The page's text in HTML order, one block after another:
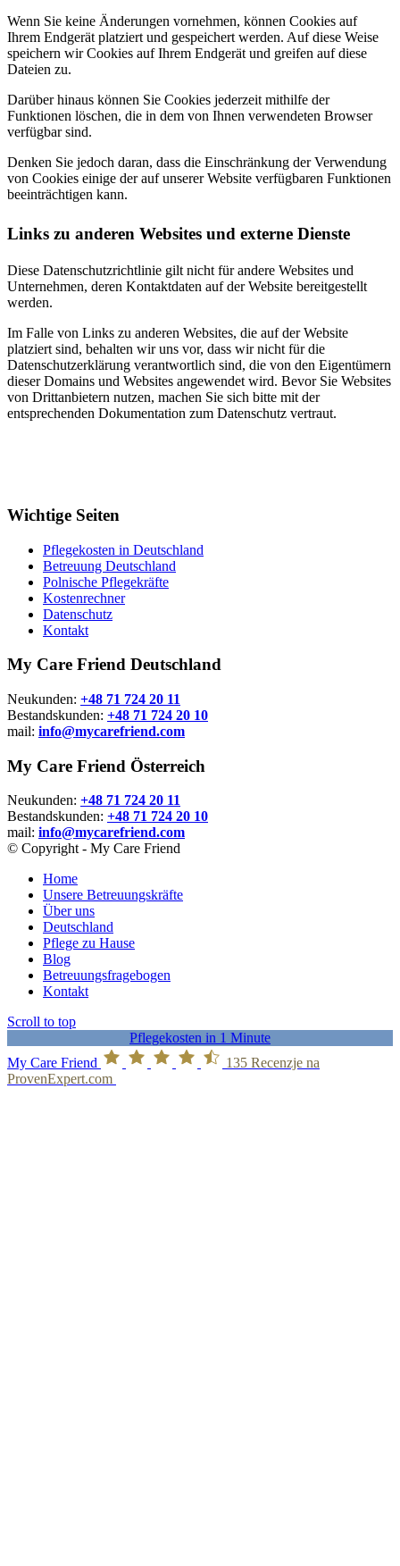
Wenn Sie keine Änderungen vornehmen, können Cookies auf
Ihrem Endgerät platziert und gespeichert werden. Auf diese Weise
speichern wir Cookies auf Ihrem Endgerät und greifen auf diese
Dateien zu.
Darüber hinaus können Sie Cookies jederzeit mithilfe der
Funktionen löschen, die in dem von Ihnen verwendeten Browser
verfügbar sind.
Denken Sie jedoch daran, dass die Einschränkung der Verwendung
von Cookies einige der auf unserer Website verfügbaren Funktionen
beeinträchtigen kann.
Links zu anderen Websites und externe Dienste
Diese Datenschutzrichtlinie gilt nicht für andere Websites und
Unternehmen, deren Kontaktdaten auf der Website bereitgestellt
werden.
Im Falle von Links zu anderen Websites, die auf der Website
platziert sind, behalten wir uns vor, dass wir nicht für die
Datenschutzerklärung verantwortlich sind, die von den Eigentümern
dieser Domains und Websites angewendet wird. Bevor Sie Websites
von Drittanbietern nutzen, machen Sie sich bitte mit der
entsprechenden Dokumentation zum Datenschutz vertraut.
Wichtige Seiten
Pflegekosten in Deutschland
Betreuung Deutschland
Polnische Pflegekräfte
Kostenrechner
Datenschutz
Kontakt
My Care Friend Deutschland
Neukunden: +48 71 724 20 11
Bestandskunden: +48 71 724 20 10
mail: info@mycarefriend.com
My Care Friend Österreich
Neukunden: +48 71 724 20 11
Bestandskunden: +48 71 724 20 10
mail: info@mycarefriend.com
© Copyright - My Care Friend
Home
Unsere Betreuungskräfte
Über uns
Deutschland
Pflege zu Hause
Blog
Betreuungsfragebogen
Kontakt
Scroll to top
Pflegekosten in 1 Minute
My Care Friend
135 Recenzje na
ProvenExpert.com